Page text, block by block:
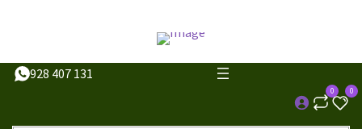
928 407 131
0 0